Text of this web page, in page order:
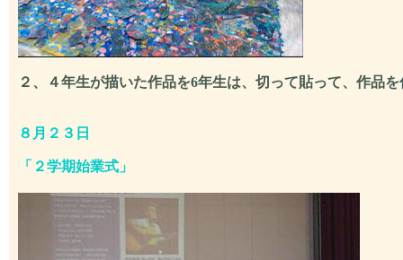
２、４年生が描いた作品を6年生は、切って貼って、作品
８月２３日
「 ２学期始業式 」